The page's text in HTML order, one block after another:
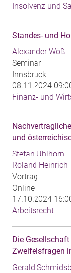
Insolvenz und
Standes- und
Alexander Wöß
Seminar
Innsbruck
08.11.2024
Finanz- und
und
Stefan Uhlhorn
Roland Heinrich
Vortrag
Online
17.10.2024
Arbeitsrecht
Die
Zweifelsfragen
Gerald